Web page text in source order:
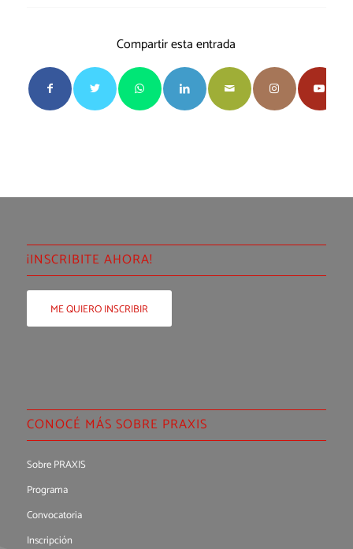
Compartir esta entrada
¡INSCRIBITE AHORA!
ME QUIERO INSCRIBIR
CONOCÉ MÁS SOBRE PRAXIS
Sobre PRAXIS
Programa
Convocatoria
Inscripción